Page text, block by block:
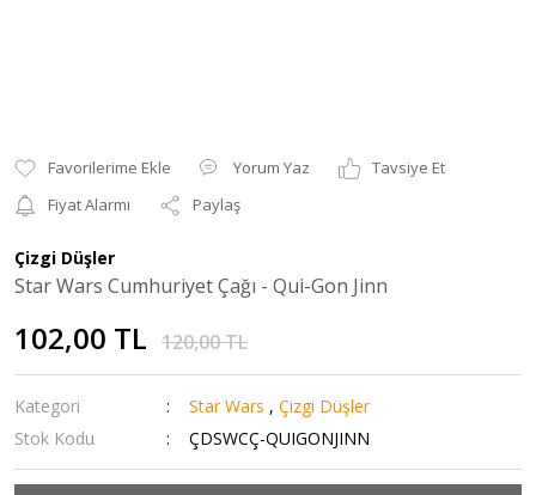
Yorum Yaz
Tavsiye Et
Fiyat Alarmı
Paylaş
Çizgi Düşler
Star Wars Cumhuriyet Çağı - Qui-Gon Jinn
102,00 TL 120,00 TL
Kategori Star Wars ,Çizgi Düşler
Stok Kodu
ÇDSWCÇ-QUIGONJINN